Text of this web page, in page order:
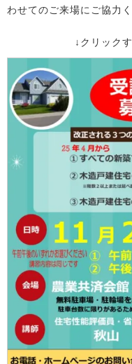
わせてのご来場にご協力く
↓クリック